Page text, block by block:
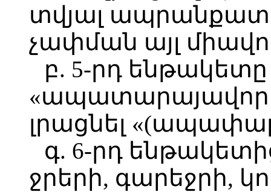
տվյալ
չափման այլ
բ. 5-րդ ենթակետը
լրացնել
գ. 6-րդ
ջրերի, գարեջրի,